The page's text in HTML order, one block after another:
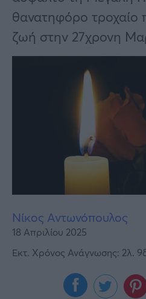
Αθλητικά
Υγεία
Γυναίκα
θανατηφόρο τροχαίο
ζωή στην 27χρονη
Νίκος Αντωνόπουλος
18 Απριλίου 2025
Εκτ. Χρόνος Ανάγνωσης: 2λ.